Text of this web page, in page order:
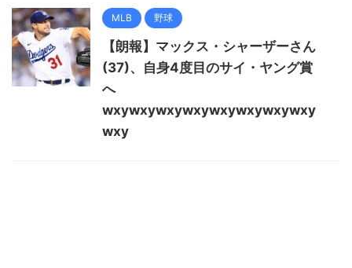
MLB 野球
【朗報】マックス・シャーザーさん
(37)、自身4度目のサイ・ヤング賞
へ
wxywxywxywxywxywxywxywxy
wxy